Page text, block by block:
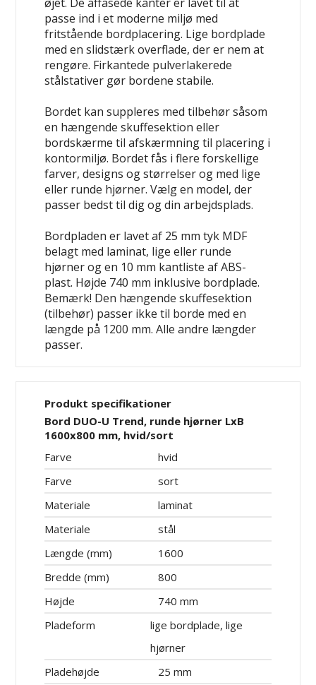
passe ind i et moderne miljø med
fritstående bordplacering. Lige bordplade
med en slidstærk overflade, der er nem at
rengøre. Firkantede pulverlakerede
stålstativer gør bordene stabile.
Bordet kan suppleres med tilbehør såsom
en hængende skuffesektion eller
bordskærme til afskærmning til placering i
kontormiljø. Bordet fås i flere forskellige
farver, designs og størrelser og med lige
eller runde hjørner. Vælg en model, der
passer bedst til dig og din arbejdsplads.
Bordpladen er lavet af 25 mm tyk MDF
belagt med laminat, lige eller runde
hjørner og en 10 mm kantliste af ABS-
plast. Højde 740 mm inklusive bordplade.
Bemærk! Den hængende skuffesektion
(tilbehør) passer ikke til borde med en
længde på 1200 mm. Alle andre længder
passer.
Produkt specifikationer
Bord DUO-U Trend, runde hjørner LxB
1600x800 mm, hvid/sort
Farve
hvid
Farve
sort
Materiale
laminat
Materiale
stål
Længde (mm)
1600
Bredde (mm)
800
Højde
740 mm
Pladeform
lige bordplade, lige
hjørner
Pladehøjde
25 mm